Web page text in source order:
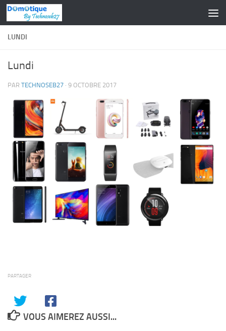
Skip to content
LUNDI
Lundi
PAR TECHNOSEB27 · 9 OCTOBRE 2017
PARTAGER
VOUS AIMEREZ AUSSI...